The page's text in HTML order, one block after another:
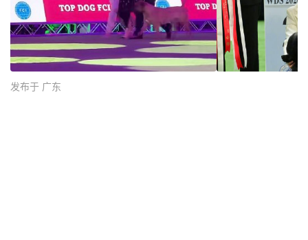
发布于 广东